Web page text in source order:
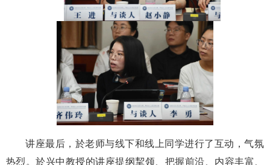
讲座最后，於老师与线下和线上同学进行了互动，气氛
热烈。於兴中教授的讲座提纲挈领、把握前沿、内容丰富、